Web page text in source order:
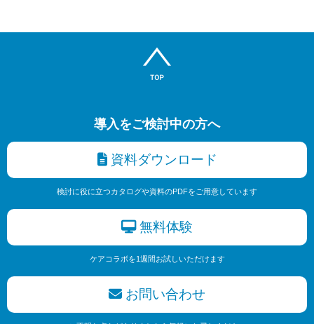
導入をご検討中の方へ
資料ダウンロード
検討に役に立つカタログや資料のPDFをご用意しています
無料体験
ケアコラボを1週間お試しいただけます
お問い合わせ